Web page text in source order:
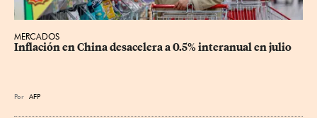
MERCADOS
Inflación en China desacelera a 0.5% interanual en julio
Por AFP